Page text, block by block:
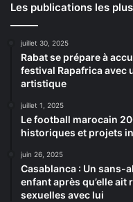
Les publications les
juillet 30, 2025
Rabat se prépare à
festival Rapafrica avec
artistique
juillet 1, 2025
Le football marocain
historiques et projets
juin 26, 2025
Casablanca : Un sans-
enfant après qu’elle ait
sexuelles avec lui